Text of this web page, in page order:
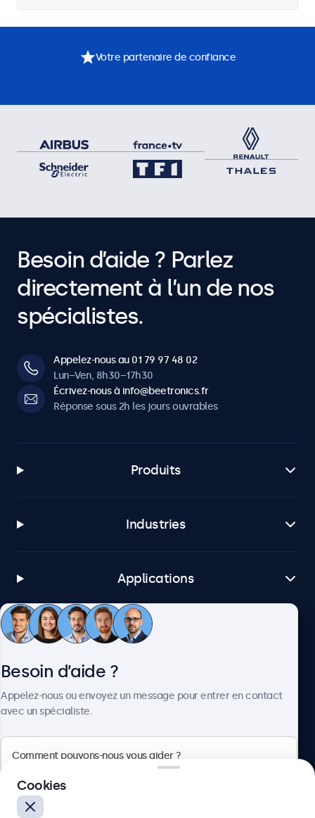
Votre partenaire de confiance
Besoin d’aide ? Parlez
directement à l’un de nos
spécialistes.
Appelez-nous au 01 79 97 48 02
Lun–Ven, 8h30–17h30
Écrivez-nous à info@beetronics.fr
Réponse sous 2h les jours ouvrables
Produits
Industries
Applications
Service client
Besoin d’aide ?
Appelez-nous ou envoyez un message pour entrer en contact
avec un spécialiste.
Cookies